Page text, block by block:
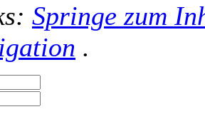
Springe zum
.